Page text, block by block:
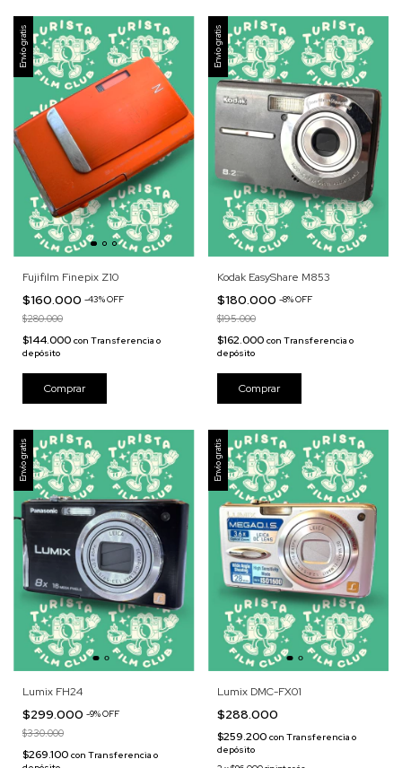
Envío gratis
Fujifilm Finepix Z10
$160.000 -43%OFF
$280.000
$144.000 con Transferencia o
depósito
Envío gratis
Kodak EasyShare M853
$180.000 -8%OFF
$195.000
$162.000 con Transferencia o
depósito
Envío gratis
Lumix FH24
$299.000 -9%OFF
$330.000
$269.100 con Transferencia o
Envío gratis
Lumix DMC-FX01
$288.000
$259.200 con Transferencia o
depósito